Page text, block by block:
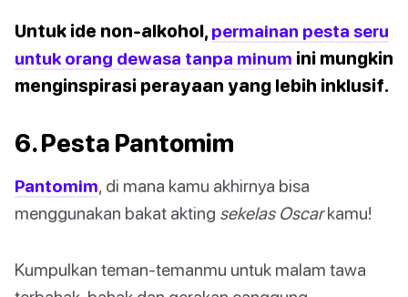
Untuk ide non-alkohol, permainan pesta seru
untuk orang dewasa tanpa minum ini mungkin
menginspirasi perayaan yang lebih inklusif.
6. Pesta Pantomim
Pantomim, di mana kamu akhirnya bisa
menggunakan bakat akting sekelas Oscarkamu!
Kumpulkan teman-temanmu untuk malam tawa